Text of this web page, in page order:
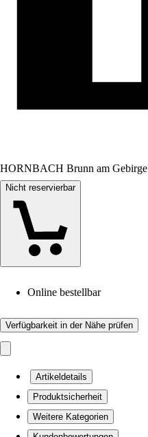
HORNBACH Brunn am Gebirge
Nicht reservierbar
Online bestellbar
Verfügbarkeit in der Nähe prüfen
Artikeldetails
Produktsicherheit
Weitere Kategorien